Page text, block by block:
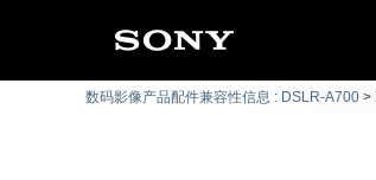
数码影像产品配件兼容性信息 : DSLR-A700